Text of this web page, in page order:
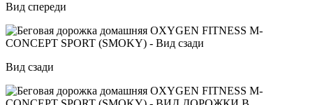
Вид спереди
Вид сзади